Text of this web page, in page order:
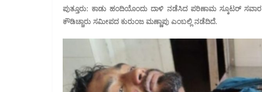
ಪುತ್ತೂರು: ಕಾಡು ಹಂದಿಯೊಂದು ದಾಳಿ ನಡೆಸಿದ ಪರಿಣಾಮ ಸ್ಕೂಟರ್
ಕೌಡಿಚ್ಚಾರು ಸಮೀಪದ ಕುರುಂಜ ಮಣ್ಣಾಪು ಎಂಬಲ್ಲಿ ನಡೆದಿದೆ.